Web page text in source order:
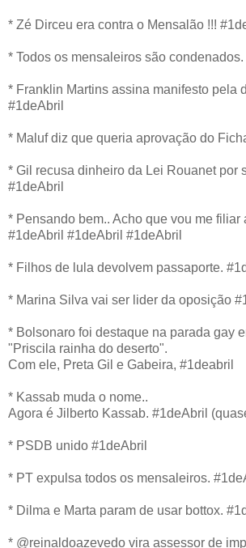
* Zé Dirceu era contra o Mensalão !!!
* Todos os mensaleiros são condenados.
* Franklin Martins assina manifesto pela
#1deAbril
* Maluf diz que queria aprovação do
* Gil recusa dinheiro da Lei Rouanet por
#1deAbril
* Pensando bem.. Acho que vou me filiar
#1deAbril #1deAbril #1deAbril
* Filhos de lula devolvem passaporte.
* Marina Silva vai ser lider da oposição
* Bolsonaro foi destaque na parada gay
"Priscila rainha do deserto".
Com ele, Preta Gil e Gabeira, #1deabril
* Kassab muda o nome..
Agora é Jilberto Kassab. #1deAbril
* PSDB unido #1deAbril
* PT expulsa todos os mensaleiros.
* Dilma e Marta param de usar bottox.
* @reinaldoazevedo vira assessor de